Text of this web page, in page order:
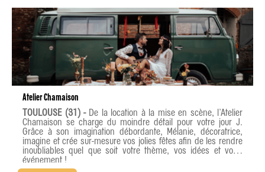
Atelier Chamaison
TOULOUSE (31) -De la location à la mise en scène, l’Atelier
Chamaison se charge du moindre détail pour votre jour J.
Grâce à son imagination débordante, Mélanie, décoratrice,
imagine et crée sur-mesure vos jolies fêtes afin de les rendre
inoubliables quel que soit votre thème, vos idées et votre
événement !